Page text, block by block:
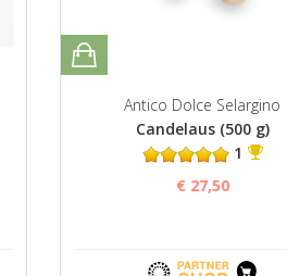
Antico Dolce Selargino
Candelaus (500 g)
1
€ 27,50